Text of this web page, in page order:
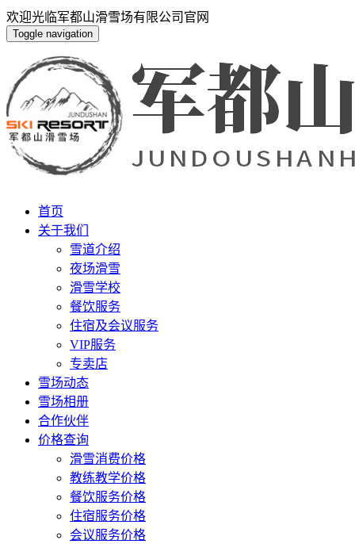
欢迎光临军都山滑雪场有限公司官网
Toggle navigation
首页
关于我们
雪道介绍
夜场滑雪
滑雪学校
餐饮服务
住宿及会议服务
VIP服务
专卖店
雪场动态
雪场相册
合作伙伴
价格查询
滑雪消费价格
教练教学价格
餐饮服务价格
住宿服务价格
会议服务价格